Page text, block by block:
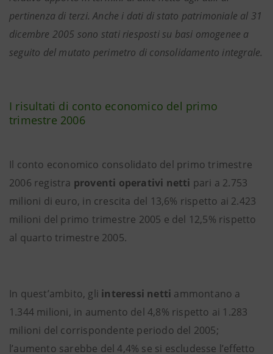
pertinenza di terzi. Anche i dati di stato patrimoniale al 31
dicembre 2005 sono stati riesposti su basi omogenee a
seguito del mutato perimetro di consolidamento integrale.
I risultati di conto economico del primo
trimestre 2006
Il conto economico consolidato del primo trimestre
2006 registra proventi operativi netti pari a 2.753
milioni di euro, in crescita del 13,6% rispetto ai 2.423
milioni del primo trimestre 2005 e del 12,5% rispetto
al quarto trimestre 2005.
In quest’ambito, gli interessi netti ammontano a
1.344 milioni, in aumento del 4,8% rispetto ai 1.283
milioni del corrispondente periodo del 2005;
l’aumento sarebbe del 4,4% se si escludesse l’effetto